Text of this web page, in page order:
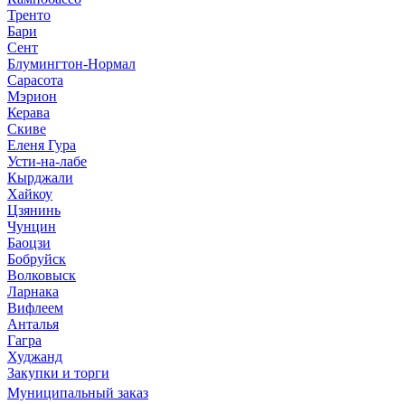
Тренто
Бари
Сент
Блумингтон-Нормал
Сарасота
Мэрион
Керава
Скиве
Еленя Гура
Усти-на-лабе
Кырджали
Хайкоу
Цзянинь
Чунцин
Баоцзи
Бобруйск
Волковыск
Ларнака
Вифлеем
Анталья
Гагра
Худжанд
Закупки и торги
Муниципальный заказ